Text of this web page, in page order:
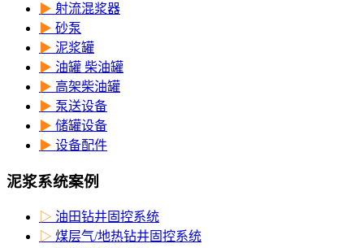
▶ 射流混浆器
▶ 砂泵
▶ 泥浆罐
▶ 油罐 柴油罐
▶ 高架柴油罐
▶ 泵送设备
▶ 储罐设备
▶ 设备配件
泥浆系统案例
▷ 油田钻井固控系统
▷ 煤层气/地热钻井固控系统